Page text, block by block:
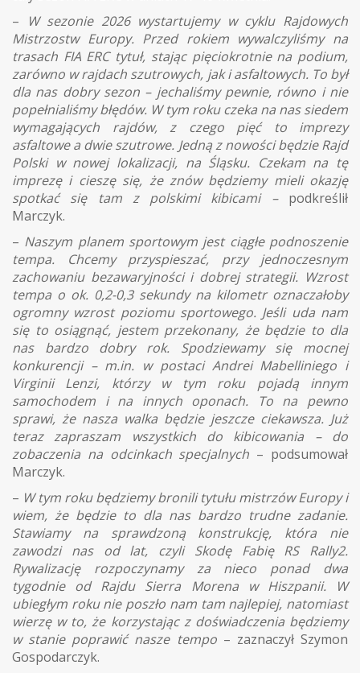
–
W sezonie 2026 wystartujemy w cyklu Rajdowych
Mistrzostw Europy. Przed rokiem wywalczyliśmy na
trasach FIA ERC tytuł, stając pięciokrotnie na podium,
zarówno w rajdach szutrowych, jak i asfaltowych. To był
dla nas dobry sezon – jechaliśmy pewnie, równo i nie
popełnialiśmy błędów. W tym roku czeka na nas siedem
wymagających rajdów, z czego pięć to imprezy
asfaltowe a dwie szutrowe. Jedną z nowości będzie Rajd
Polski w nowej lokalizacji, na Śląsku. Czekam na tę
imprezę i cieszę się, że znów będziemy mieli okazję
spotkać się tam z polskimi kibicami –podkreślił
Marczyk.
– Naszym planem sportowym jest ciągłe podnoszenie
tempa. Chcemy przyspieszać, przy jednoczesnym
zachowaniu bezawaryjności i dobrej strategii. Wzrost
tempa o ok. 0,2-0,3 sekundy na kilometr oznaczałoby
ogromny wzrost poziomu sportowego. Jeśli uda nam
się to osiągnąć, jestem przekonany, że będzie to dla
nas bardzo dobry rok. Spodziewamy się mocnej
konkurencji – m.in. w postaci Andrei Mabelliniego i
Virginii Lenzi, którzy w tym roku pojadą innym
samochodem i na innych oponach. To na pewno
sprawi, że nasza walka będzie jeszcze ciekawsza. Już
teraz zapraszam wszystkich do kibicowania – do
zobaczenia na odcinkach specjalnych – podsumował
Marczyk.
– W tym roku będziemy bronili tytułu mistrzów Europy i
wiem, że będzie to dla nas bardzo trudne zadanie.
Stawiamy na sprawdzoną konstrukcję, która nie
zawodzi nas od lat, czyli Skodę Fabię RS Rally2.
Rywalizację rozpoczynamy za nieco ponad dwa
tygodnie od Rajdu Sierra Morena w Hiszpanii. W
ubiegłym roku nie poszło nam tam najlepiej, natomiast
wierzę w to, że korzystając z doświadczenia będziemy
w stanie poprawić nasze tempo– zaznaczył Szymon
Gospodarczyk.